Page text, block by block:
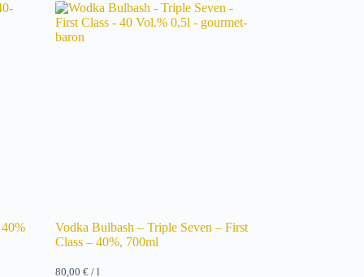
Vodka Bulbash – Triple Seven – First
Class – 40%, 700ml
80,00€ /l